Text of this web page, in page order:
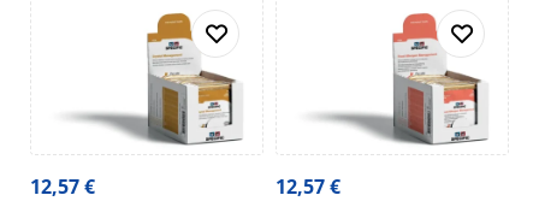
115g
12,57€ 12,57€